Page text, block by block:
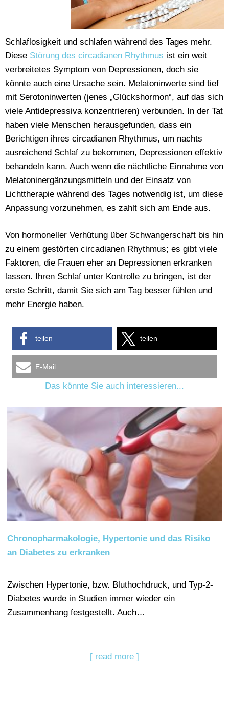
Schlaflosigkeit und schlafen während des Tages mehr.
Diese Störung des circadianen Rhythmus ist ein weit
verbreitetes Symptom von Depressionen, doch sie
könnte auch eine Ursache sein. Melatoninwerte sind tief
mit Serotoninwerten (jenes „Glückshormon“, auf das sich
viele Antidepressiva konzentrieren) verbunden. In der Tat
haben viele Menschen herausgefunden, dass ein
Berichtigen ihres circadianen Rhythmus, um nachts
ausreichend Schlaf zu bekommen, Depressionen effektiv
behandeln kann. Auch wenn die nächtliche Einnahme von
Melatoninergänzungsmitteln und der Einsatz von
Lichttherapie während des Tages notwendig ist, um diese
Anpassung vorzunehmen, es zahlt sich am Ende aus.
Von hormoneller Verhütung über Schwangerschaft bis hin
zu einem gestörten circadianen Rhythmus; es gibt viele
Faktoren, die Frauen eher an Depressionen erkranken
lassen. Ihren Schlaf unter Kontrolle zu bringen, ist der
erste Schritt, damit Sie sich am Tag besser fühlen und
mehr Energie haben.
teilen teilen
E-Mail
Das könnte Sie auch interessieren...
Chronopharmakologie, Hypertonie und das Risiko
an Diabetes zu erkranken
Zwischen Hypertonie, bzw. Bluthochdruck, und Typ-2-
Diabetes wurde in Studien immer wieder ein
Zusammenhang festgestellt. Auch…
[ read more ]